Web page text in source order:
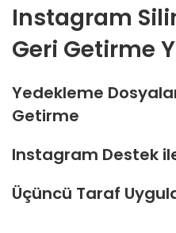
Instagram
Geri Getirme
Yedekleme
Getirme
Instagram Destek
Üçüncü Taraf